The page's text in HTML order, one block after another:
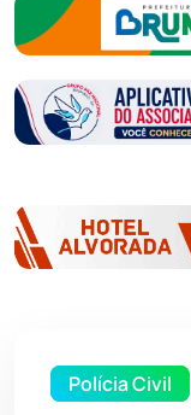
Polícia Civil